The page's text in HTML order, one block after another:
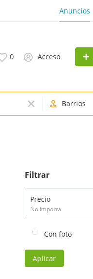
Anuncios
0 Acceso
Barrios
Filtrar
Precio
No importa
Con foto
Aplicar